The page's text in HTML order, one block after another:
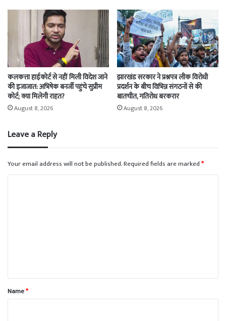
कलकत्ता हाईकोर्ट से नहीं मिली विदेश जाने
की इजाजात: अभिषेक बनर्जी पहुंचे सुप्रीम
कोर्ट; क्या मिलेगी राहत?
August 8, 2026
झारखंड सरकार ने प्रश्नपत्र लीक विरोधी
प्रदर्शन के बीच विभिन्न संगठनों से की
बातचीत, गतिरोध बरकरार
August 8, 2026
Leave a Reply
Your email address will not be published.Required fields are marked*
*
Name*